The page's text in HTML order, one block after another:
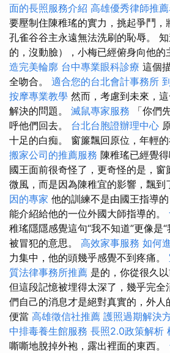
面的長照服務介紹 高雄優秀律師推
要壓制住陳稚瑤的實力，挑起爭鬥
孔雀谷谷主永遠無法洗刷的恥辱。
的，沒動臉），小梅已經俯身向他的
造完美輪廓 台中專業眼科診療 這個
全吻合。 適合您的台北會計事務所
按摩專業教學 然而，考慮到未來，
解決的問題。 滅鼠專家服務 「你們
呼他們回去。 台北台胞證辦理中心
十足的白痴。 窗簾飄回原位，年輕
搬家公司的推薦服務 陳稚瑤已經覺
國王面前很奇怪了，更奇怪的是，窗
微風，而是因為陳稚宜的影響，飄到
因的專家 他的訓練不是由國王指導
能介紹給他的一位外國大師指導的。
稚瑤隱隱感覺這句“我不知道”更像是
被冒犯的意思。 高效家事服務 如何
力集中，他的頭幾乎感覺不到疼痛。
質法律事務所推薦 是的，你從很久
但這段記憶被埋得太深了，幾乎完
們自己的消息才是絕對真實的，外
便當 高雄徵信社推薦 護照過期解決
中排毒養生館服務 長照2.0政策解析
嘶嘶地脫掉外袍，露出裡面的東西。